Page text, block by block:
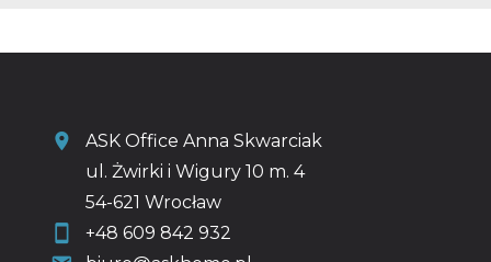
ASK Office Anna Skwarciak
ul. Żwirki i Wigury 10 m. 4
54-621 Wrocław
+48 609 842 932